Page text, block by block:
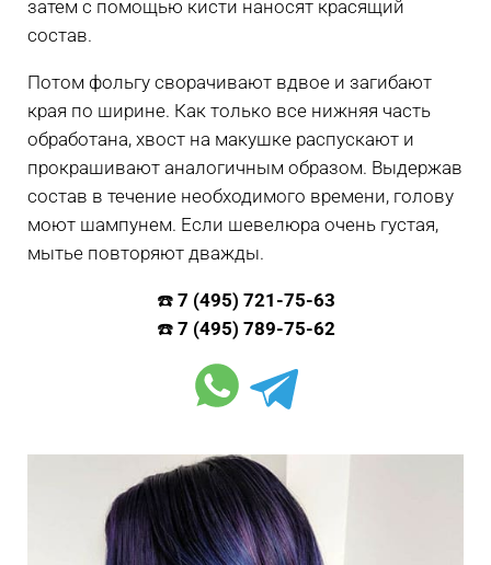
затем с помощью кисти наносят красящий
состав.
Потом фольгу сворачивают вдвое и загибают
края по ширине. Как только все нижняя часть
обработана, хвост на макушке распускают и
прокрашивают аналогичным образом. Выдержав
состав в течение необходимого времени, голову
моют шампунем. Если шевелюра очень густая,
мытье повторяют дважды.
☎️ 7 (495) 721-75-63
☎️ 7 (495) 789-75-62